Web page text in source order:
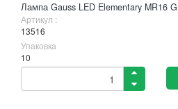
Лампа Gauss LED Elementary MR16
Артикул :
13516
Упаковка
10